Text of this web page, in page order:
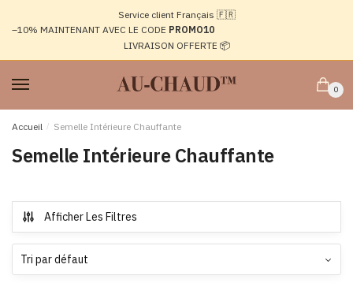
navigation
Service client Français 🇫🇷
–10% MAINTENANT AVEC LE CODE PROMO10
LIVRAISON OFFERTE 📦
0
Accueil / Semelle Intérieure Chauffante
Semelle Intérieure Chauffante
Afficher Les Filtres